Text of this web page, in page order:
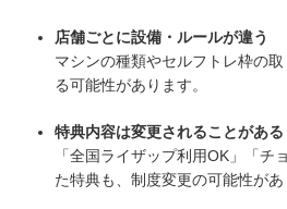
店舗ごとに設備・ルールが違う
マシンの種類やセルフトレ枠の
る可能性があります。
特典内容は変更されることがある
「全国ライザップ利用OK」「チ
た特典も、制度変更の可能性があ